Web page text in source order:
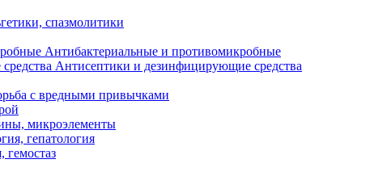
спазмолитики
Антибактериальные и противомикробные
Антисептики и дезинфицирующие средства
с вредными привычками
микроэлементы
гепатология
гемостаз